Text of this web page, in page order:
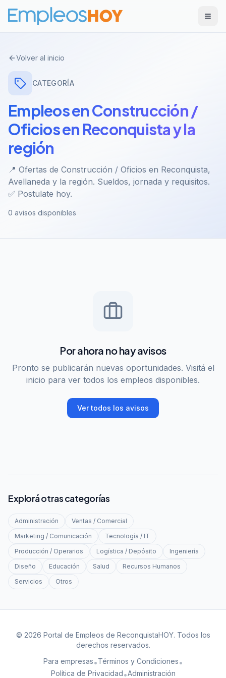
Volver al inicio
CATEGORÍA
Empleos en Construcción /
Oficios en Reconquista y la
región
📍 Ofertas de Construcción / Oficios en Reconquista,
Avellaneda y la región. Sueldos, jornada y requisitos.
✅ Postulate hoy.
0 avisos disponibles
Por ahora no hay avisos
Pronto se publicarán nuevas oportunidades. Visitá el
inicio para ver todos los empleos disponibles.
Ver todos los avisos
Explorá otras categorías
Administración
Ventas / Comercial
Marketing / Comunicación
Tecnología / IT
Producción / Operarios
Logística / Depósito
Ingeniería
Diseño
Educación Salud
Recursos Humanos
Servicios
Otros
© 2026 Portal de Empleos de ReconquistaHOY. Todos los
derechos reservados.
Para empresas•Términos y Condiciones•
Política de Privacidad•Administración